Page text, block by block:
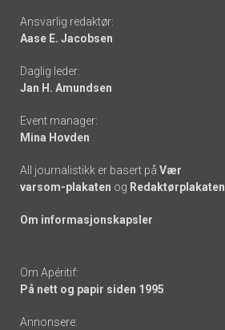
Footer
-
links
Ansvarlig redaktør:
Aase E. Jacobsen
Daglig leder:
Jan H. Amundsen
Event manager:
Mina Hovden
All journalistikk er basert på Vær
varsom-plakaten og Redaktørplakaten
Om informasjonskapsler
Om Apéritif:
På nett og papir siden 1995
Annonsere: